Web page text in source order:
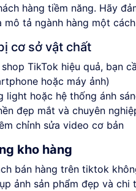
hàng tiềm năng. Hãy
mô tả ngành hàng một
cơ sở vật chất
TikTok hiệu quả, bạn
hoặc máy ảnh)
light hoặc hệ thống ánh
đẹp mắt và chuyên
chỉnh sửa video cơ bản
kho hàng
bán hàng trên tiktok
ảnh sản phẩm đẹp và chi